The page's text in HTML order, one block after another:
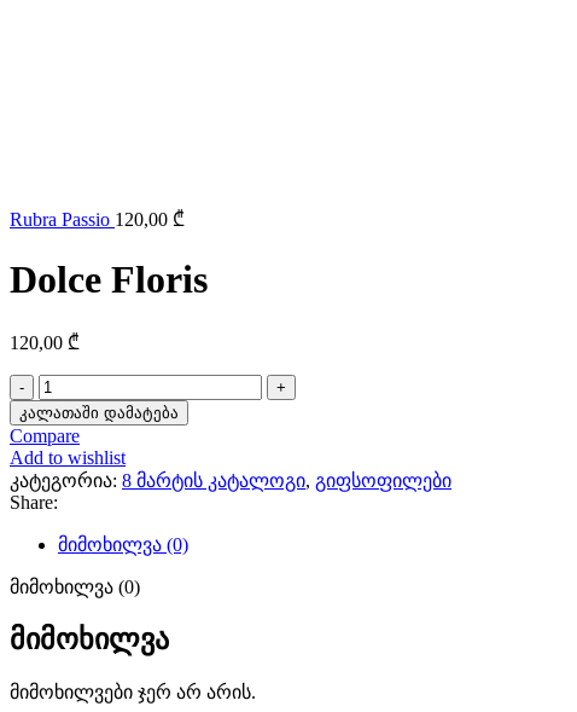
Rubra Passio 120,00 ₾
Dolce Floris
120,00 ₾
რაოდენობა:
Dolce
Floris
კალათაში დამატება
Compare
Add to wishlist
კატეგორია: 8 მარტის კატალოგი, გიფსოფილები
Share:
მიმოხილვა (0)
მიმოხილვა (0)
მიმოხილვა
მიმოხილვები ჯერ არ არის.